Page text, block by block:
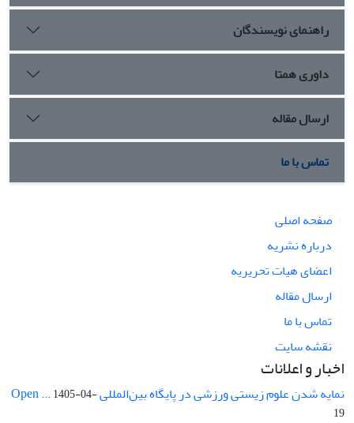
راهنمای نویسندگان
داوری همتا
ارسال مقاله
تماس با ما
صفحه اصلی
درباره نشریه
اعضای هیات تحریریه
ارسال مقاله
تماس با ما
نقشه سایت
اخبار و اعلانات
نمایه شدن علوم زیستی ورزشی در پایگاه بین‌المللی Open ...1405-04-
19